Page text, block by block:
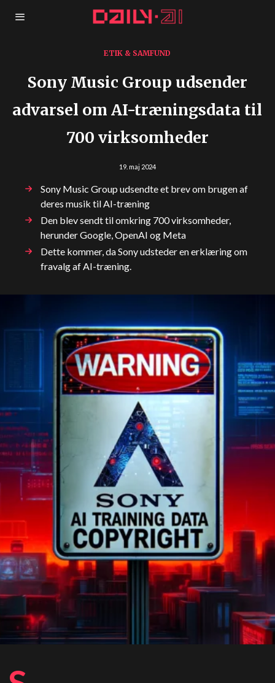
ETIK & SAMFUND
Sony Music Group udsender
advarsel om AI-træningsdata til
700 virksomheder
19. maj 2024
Sony Music Group udsendte et brev om brugen af
deres musik til AI-træning
Den blev sendt til omkring 700 virksomheder,
herunder Google, OpenAI og Meta
Dette kommer, da Sony udsteder en erklæring om
fravalg af AI-træning.